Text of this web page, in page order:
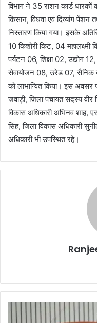
विभाग ने 35 राशन कार्ड धारकों
किसान, विधवा एवं दिव्यांग पेंशन
निस्तारण किया गया। इसके
10 किशोरी किट, 04
पर्यटन 06, शिक्षा 02, उद्योग
सेवायोजन 08, उरेड 07, सैनिक
को लाभान्वित किया। इस अवसर
जवाड़ी, जिला पंचायत सदस्य वीर
विकास अधिकारी अभिनव शाह,
सिंह, जिला विकास अधिकारी
अधिकारी भी उपस्थित रहे।